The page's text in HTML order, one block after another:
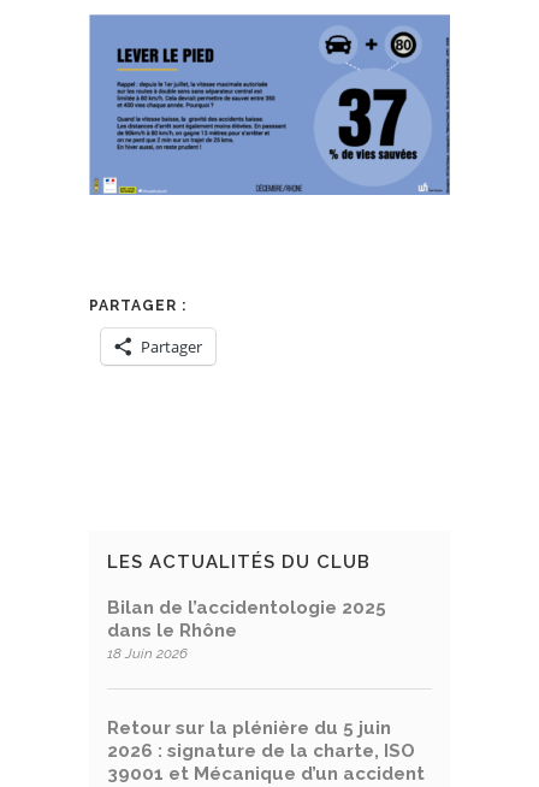
PARTAGER :
Partager
LES ACTUALITÉS DU CLUB
Bilan de l’accidentologie 2025
dans le Rhône
18 Juin 2026
Retour sur la plénière du 5 juin
2026 : signature de la charte, ISO
39001 et Mécanique d’un accident